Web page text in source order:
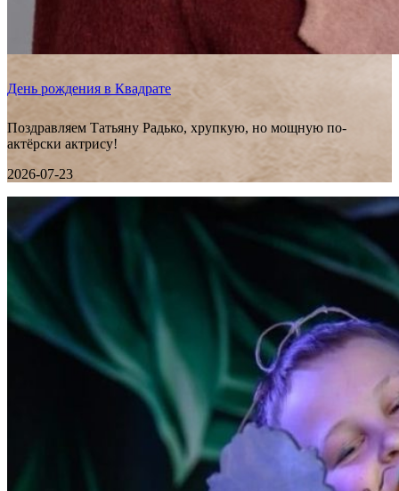
День рождения в Квадрате
Поздравляем Татьяну Радько, хрупкую, но мощную по-
актёрски актрису!
2026-07-23